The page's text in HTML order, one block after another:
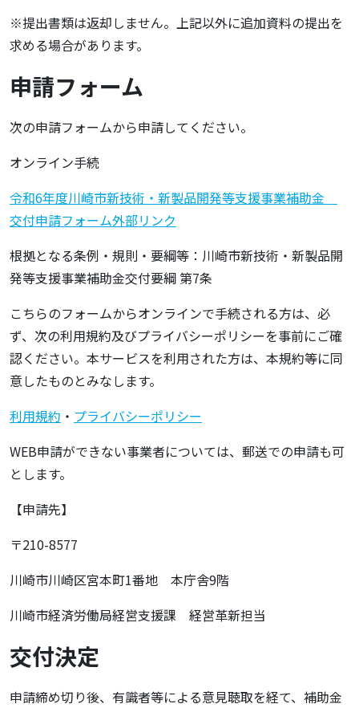
※提出書類は返却しません。上記以外に追加資料の提出を
求める場合があります。
申請フォーム
次の申請フォームから申請してください。
オンライン手続
令和6年度川崎市新技術・新製品開発等支援事業補助金
交付申請フォーム外部リンク
根拠となる条例・規則・要綱等：川崎市新技術・新製品開
発等支援事業補助金交付要綱 第7条
こちらのフォームからオンラインで手続される方は、必
ず、次の利用規約及びプライバシーポリシーを事前にご確
認ください。本サービスを利用された方は、本規約等に同
意したものとみなします。
利用規約 ・ プライバシーポリシー
WEB申請ができない事業者については、郵送での申請も可
とします。
【申請先】
〒210-8577
川崎市川崎区宮本町1番地 本庁舎9階
川崎市経済労働局経営支援課 経営革新担当
交付決定
申請締め切り後、有識者等による意見聴取を経て、補助金